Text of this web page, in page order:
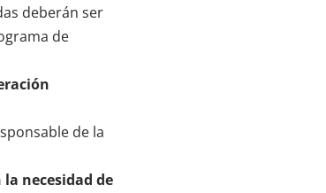
deberán ser
de
de la
la necesidad de